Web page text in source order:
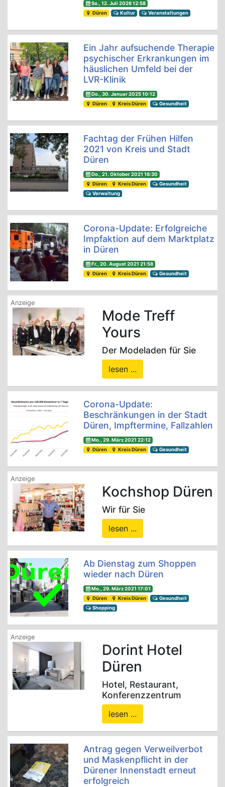
So., 12. Juli 2026 12:58
Düren
Kultur Veranstaltungen
Ein Jahr aufsuchende Therapie
psychischer Erkrankungen im
häuslichen Umfeld bei der
LVR-Klinik
Do., 30. Januar 2025 10:12
Düren
Kreis Düren Gesundheit
Fachtag der Frühen Hilfen
2021 von Kreis und Stadt
Düren
Do., 21. Oktober 2021 16:30
Düren
Kreis Düren
Gesundheit
Verwaltung
Corona-Update: Erfolgreiche
Impfaktion auf dem Marktplatz
in Düren
Fr., 20. August 2021 21:58
Düren
Kreis Düren Gesundheit
Mode Treff
Yours
Der Modeladen für Sie
lesen ...
Corona-Update:
Beschränkungen in der Stadt
Düren, Impftermine, Fallzahlen
Mo., 29. März 2021 22:12
Düren
Kreis Düren Gesundheit
Kochshop Düren
Wir für Sie
lesen ...
Ab Dienstag zum Shoppen
wieder nach Düren
Mo., 29. März 2021 17:01
Düren
Kreis Düren
Gesundheit
Shopping
Dorint Hotel
Düren
Hotel, Restaurant,
Konferenzzentrum
lesen ...
Antrag gegen Verweilverbot
und Maskenpflicht in der
Dürener Innenstadt erneut
erfolgreich